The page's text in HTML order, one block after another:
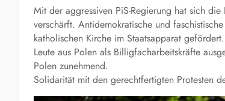
Mit der aggressiven PiS-Regierung hat sich
verschärft. Antidemokratische und
katholischen Kirche im Staatsapparat
Leute aus Polen als Billigfacharbeitskräfte
Polen zunehmend.
Solidarität mit den gerechtfertigten Protesten